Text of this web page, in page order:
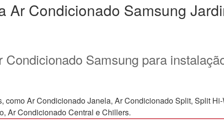
Ar Condicionado Samsung
Condicionado Samsung para
como Ar Condicionado Janela, Ar Condicionado Split, Split
Ar Condicionado Central e Chillers.